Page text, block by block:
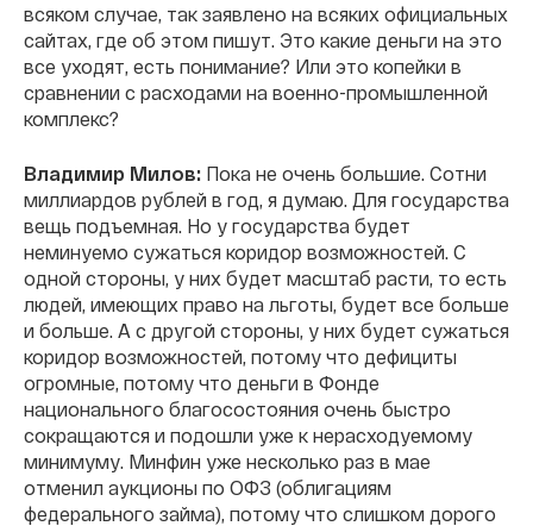
всяком случае, так заявлено на всяких официальных
сайтах, где об этом пишут. Это какие деньги на это
все уходят, есть понимание? Или это копейки в
сравнении с расходами на военно-промышленной
комплекс?
Владимир Милов: Пока не очень большие. Сотни
миллиардов рублей в год, я думаю. Для государства
вещь подъемная. Но у государства будет
неминуемо сужаться коридор возможностей. С
одной стороны, у них будет масштаб расти, то есть
людей, имеющих право на льготы, будет все больше
и больше. А с другой стороны, у них будет сужаться
коридор возможностей, потому что дефициты
огромные, потому что деньги в Фонде
национального благосостояния очень быстро
сокращаются и подошли уже к нерасходуемому
минимуму. Минфин уже несколько раз в мае
отменил аукционы по ОФЗ (облигациям
федерального займа), потому что слишком дорого